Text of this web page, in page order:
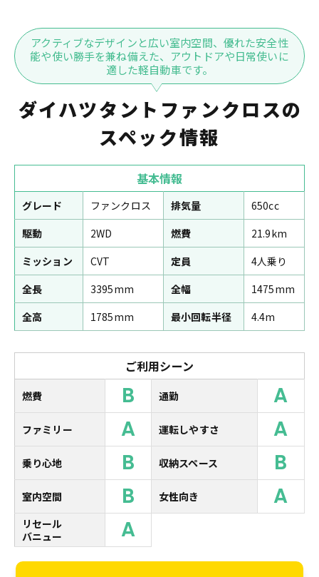
アクティブなデザインと広い室内空間、優れた安全性
能や使い勝手を兼ね備えた、アウトドアや日常使いに
適した軽自動車です。
ダイハツタントファンクロスの
スペック情報
基本情報
グレード ファンクロス 排気量
650cc
駆動
2WD 燃費
21.9km
ミッション
CVT 定員
4人乗り
全長
3395mm 全幅
1475mm
全高
1785mm 最小回転半径 4.4m
ご利用シーン
燃費 B 通勤 A
ファミリー A 運転しやすさ A
乗り心地 B 収納スペース B
室内空間 B 女性向き A
リセール
バニュー
A